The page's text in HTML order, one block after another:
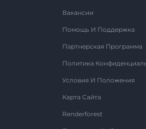
Вакансии
Помощь И Поддержка
Партнерская Программа
Политика
Условия И Положения
Карта Сайта
Renderforest